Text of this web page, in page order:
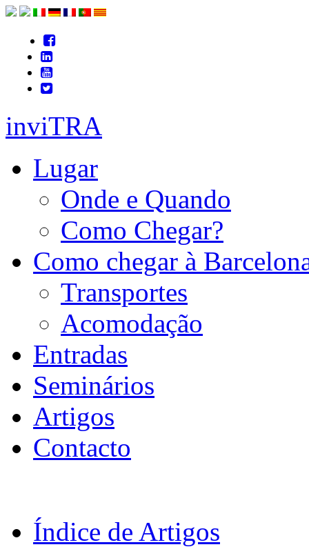
inviTRA
Lugar
Onde e Quando
Como Chegar?
Como chegar à
Transportes
Acomodação
Entradas
Seminários
Artigos
Contacto
Índice de Artigos